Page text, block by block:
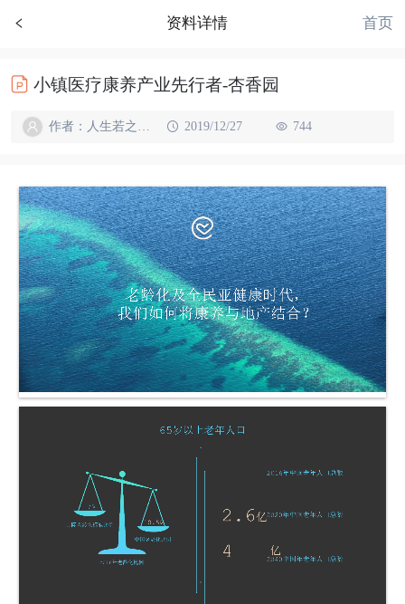
资料详情 首页
小镇医疗康养产业先行者-杏香园
作者：人生若之如初见 2019/12/27 744